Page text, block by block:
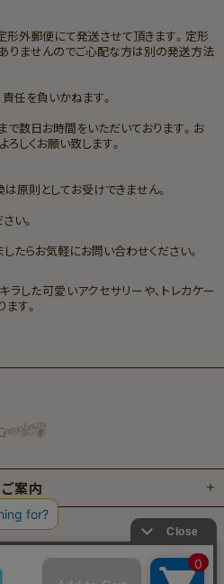
形外郵便にて発送させて頂きます。 定形
りませんのでご心配な方は別の発送方法
任を負いかねます。
で数日お時間をいただいております。お
しくお願い致します。
原則としてお受けできません。
い。
たらお気軽にお問い合わせください。
した可愛いアクセサリーや、トレカケー
ます。
ご案内
AND LOLITA MARKET